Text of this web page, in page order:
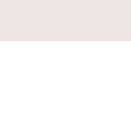
Bar met